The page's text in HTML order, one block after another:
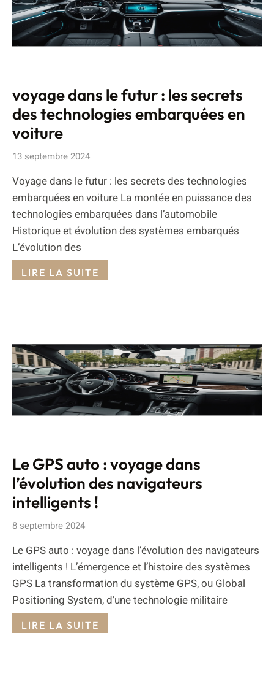
voyage dans le futur : les secrets
des technologies embarquées en
voiture
13 septembre 2024
Voyage dans le futur : les secrets des technologies
embarquées en voiture La montée en puissance des
technologies embarquées dans l’automobile
Historique et évolution des systèmes embarqués
L’évolution des
LIRE LA SUITE
Le GPS auto : voyage dans
l’évolution des navigateurs
intelligents !
8 septembre 2024
Le GPS auto : voyage dans l’évolution des navigateurs
intelligents ! L’émergence et l’histoire des systèmes
GPS La transformation du système GPS, ou Global
Positioning System, d’une technologie militaire
LIRE LA SUITE